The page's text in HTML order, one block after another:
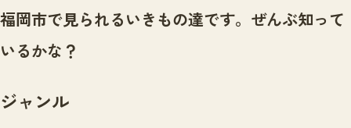
センター紹介TOP
サイトポリシー
ニュース
いきものガイド
イベント
福岡市で見られるいきもの達です。ぜんぶ知って
いるかな？
ジャンル